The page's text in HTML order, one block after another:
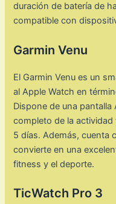
duración de batería de
compatible con
Garmin Venu
El Garmin Venu es un
al Apple Watch en
Dispone de una pantalla
completo de la
5 días. Además, cuenta
convierte en una
fitness y el deporte.
TicWatch Pro 3